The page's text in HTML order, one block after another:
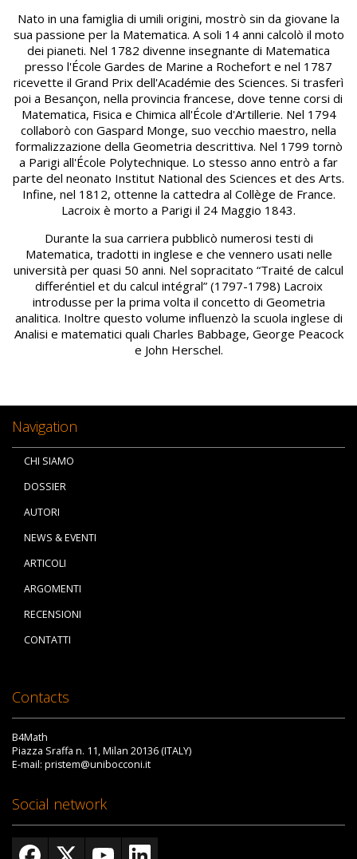
Nato in una famiglia di umili origini, mostrò sin da giovane la
sua passione per la Matematica. A soli 14 anni calcolò il moto
dei pianeti. Nel 1782 divenne insegnante di Matematica
presso l'École Gardes de Marine a Rochefort e nel 1787
ricevette il Grand Prix dell'Académie des Sciences. Si trasferì
poi a Besançon, nella provincia francese, dove tenne corsi di
Matematica, Fisica e Chimica all'École d'Artillerie. Nel 1794
collaborò con Gaspard Monge, suo vecchio maestro, nella
formalizzazione della Geometria descrittiva. Nel 1799 tornò
a Parigi all'École Polytechnique. Lo stesso anno entrò a far
parte del neonato Institut National des Sciences et des Arts.
Infine, nel 1812, ottenne la cattedra al Collège de France.
Lacroix è morto a Parigi il 24 Maggio 1843.
Durante la sua carriera pubblicò numerosi testi di
Matematica, tradotti in inglese e che vennero usati nelle
università per quasi 50 anni. Nel sopracitato “Traité de calcul
differéntiel et du calcul intégral” (1797-1798) Lacroix
introdusse per la prima volta il concetto di Geometria
analitica. Inoltre questo volume influenzò la scuola inglese di
Analisi e matematici quali Charles Babbage, George Peacock
e John Herschel.
Navigation
CHI SIAMO
DOSSIER
AUTORI
NEWS & EVENTI
ARTICOLI
ARGOMENTI
RECENSIONI
CONTATTI
Contacts
B4Math
Piazza Sraffa n. 11, Milan 20136 (ITALY)
E-mail: pristem@unibocconi.it
Social network